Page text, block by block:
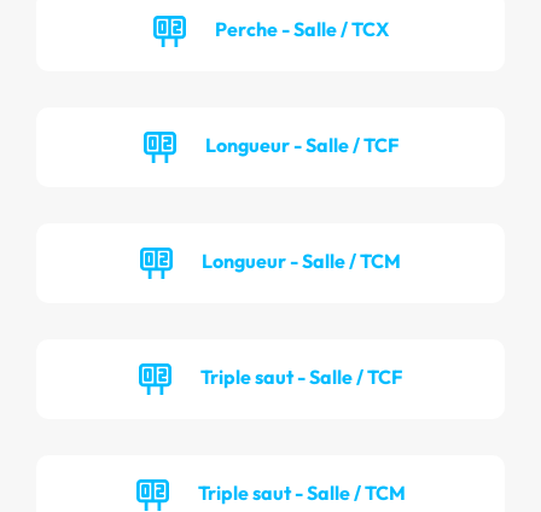
Perche - Salle / TCX
Longueur - Salle / TCF
Longueur - Salle / TCM
Triple saut - Salle / TCF
Triple saut - Salle / TCM